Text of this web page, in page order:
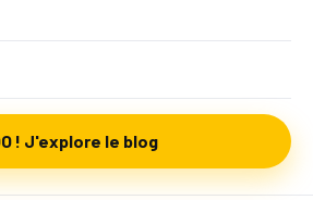
! J'explore le blog